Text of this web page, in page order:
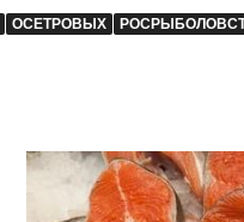
ОСЕТРОВЫХ